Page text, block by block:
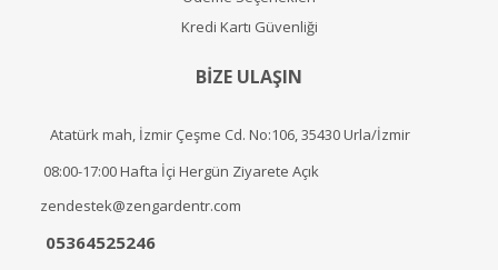
Kredi Kartı Güvenliği
BİZE ULAŞIN
Atatürk mah, İzmir Çeşme Cd. No:106, 35430 Urla/İzmir
08:00-17:00 Hafta İçi Hergün Ziyarete Açık
zendestek@zengardentr.com
05364525246